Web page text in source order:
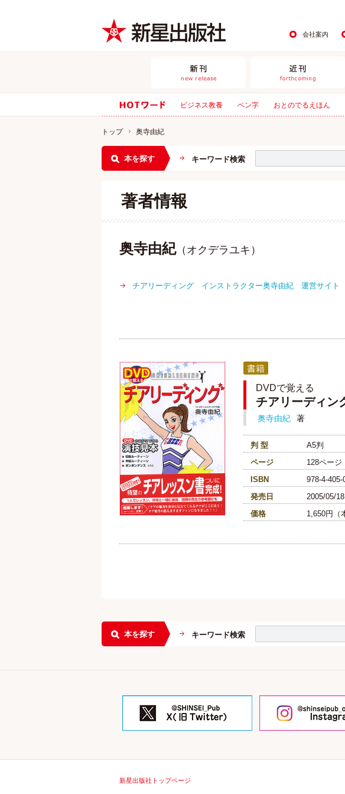
会社案内
ビジネス教養 ペン字 おとのでるえほん
トップ 奥寺由紀
本を探す キーワード検索
著者情報
奥寺由紀（オクデラユキ）
チアリーディング インストラクター奥寺由紀 運営サイト
書籍
DVDで覚える
チアリーディン
奥寺由紀 著
判 型
A5判
ページ
128ページ
ISBN
978-4-405-
発売日
2005/05/18
価格
1,650円（
本を探す キーワード検索
新星出版社トップページ